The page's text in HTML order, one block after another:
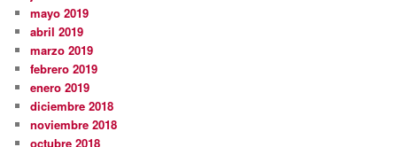
mayo 2019
abril 2019
marzo 2019
febrero 2019
enero 2019
diciembre 2018
noviembre 2018
octubre 2018